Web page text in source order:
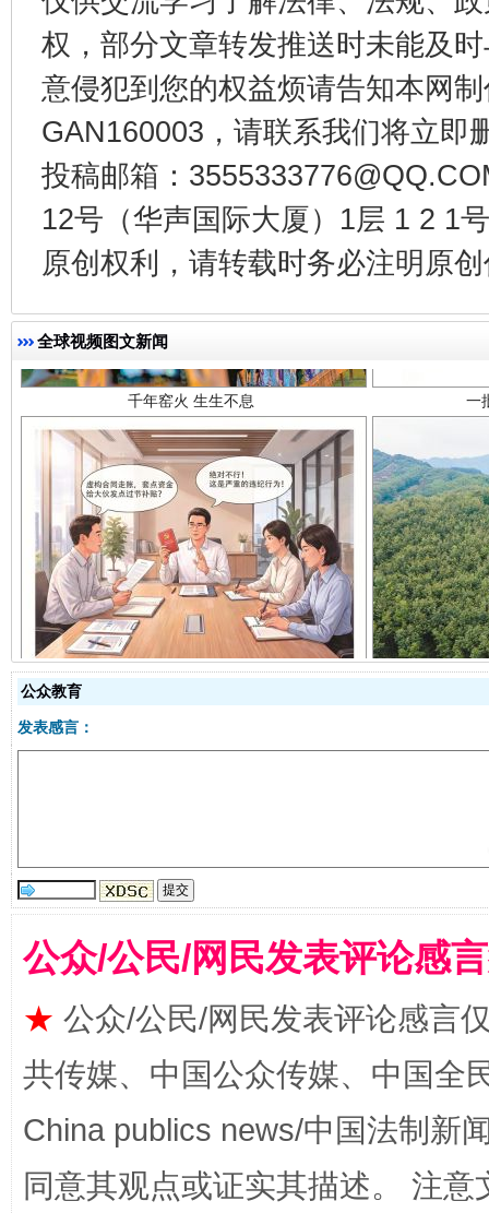
权，部分文章转发推送时未能及
意侵犯到您的权益烦请告知本网
GAN160003，请联系我们将立即
投稿邮箱：
12号（华声国际大厦）1层 1 2 1
原创权利，请转载时务必注明原
全球视频图文新闻
千年窑火 生生不息 一
揭开“小金库”的免责幌子
全民健身五年计划来了！等你上场
公众教育
发表感言：
公众/公民/网民发表评论感
★ 公众/公民/网民发表评论感言
共传媒、中国公众传媒、中国全
China publics news/中国法制新
同意其观点或证实其描述。 注